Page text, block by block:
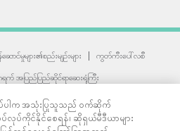
ဆောင်မှုများ၏စည်းမျဉ်းများ |
ကွတ်ကီးပေါ်လစီ
က် အပြည်ပြည်ဆိုင်ရာဆေးရုံကြီး
Bangkok 10110 Thailand.
reserved.
ပ်ပါက အသုံးပြုသူသည် ဝက်ဆိုက်
ပ်ကိုင်နိုင်စေရန်၊ ဆိုရှယ်မီဒီယာများ